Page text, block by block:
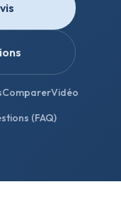
ComparerVidéo
(FAQ)